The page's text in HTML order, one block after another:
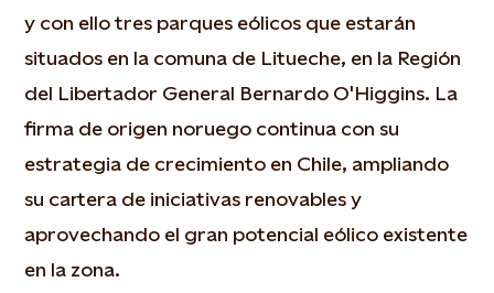
y con ello tres parques eólicos que estarán
situados en la comuna de Litueche, en la Región
del Libertador General Bernardo O'Higgins. La
firma de origen noruego continua con su
estrategia de crecimiento en Chile, ampliando
su cartera de iniciativas renovables y
aprovechando el gran potencial eólico existente
en la zona.